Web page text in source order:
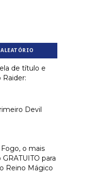
ALEATÓRIO
de título e
Raider:
Devil
o mais
para
Reino Mágico